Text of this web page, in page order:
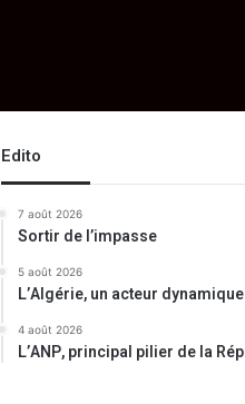
Edito
7 août 2026
Sortir de l’impasse
5 août 2026
L’Algérie, un acteur dynamique
4 août 2026
L’ANP, principal pilier de la